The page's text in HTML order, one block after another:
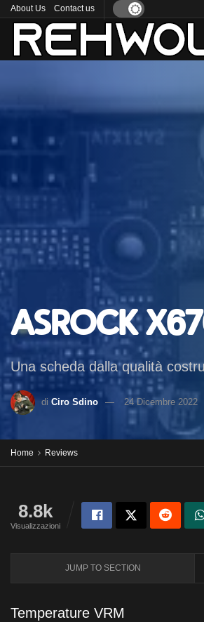
About Us Contact us
ASRock
Una scheda dalla qualità
di Ciro Sdino 24 Dicembre 2022
Home Reviews
8.8k
Visualizzazioni
JUMP TO SECTION
Temperature VRM